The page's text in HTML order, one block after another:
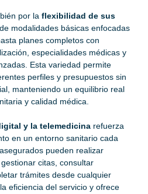
por la flexibilidad de sus
modalidades básicas enfocadas
planes completos con
especialidades médicas y
Esta variedad permite
perfiles y presupuestos sin
manteniendo un equilibrio real
y calidad médica.
y la telemedicina refuerza
en un entorno sanitario cada
pueden realizar
citas, consultar
trámites desde cualquier
eficiencia del servicio y ofrece